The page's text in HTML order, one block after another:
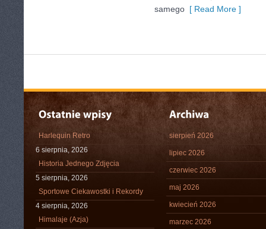
samego [ Read More ]
Harlequin Retro
6 sierpnia, 2026
Historia Jednego Zdjęcia
5 sierpnia, 2026
Sportowe Ciekawostki i Rekordy
4 sierpnia, 2026
Himalaje (Azja)
sierpień 2026
lipiec 2026
czerwiec 2026
maj 2026
kwiecień 2026
marzec 2026